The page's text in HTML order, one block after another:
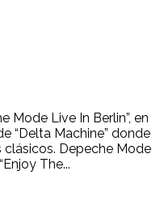
Mode Live In Berlin”, en
“Delta Machine” donde
Depeche Mode
The...